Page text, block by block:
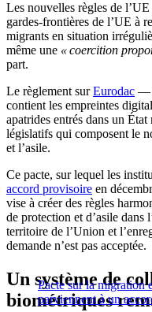
Les nouvelles règles de
gardes-frontières de l’UE à
migrants en situation
même une « coercition
part.
Le règlement surEurodac —
contient les empreintes
apatrides entrés dans un
législatifs qui composent le
et l’asile.
Ce pacte, sur lequel les
accord provisoire en
vise à créer des règles
de protection et d’asile dans
territoire de l’Union et
demande n’est pas acceptée.
Pacte sur la migration
parviennent à un
Un système de
biométriques